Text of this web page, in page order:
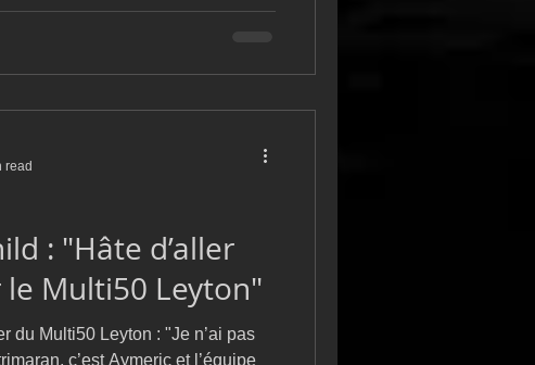
: "Hâte d’aller
Multi50 Leyton"
du Multi50 Leyton : "Je n’ai pas
c’est Aymeric et l’équipe
read